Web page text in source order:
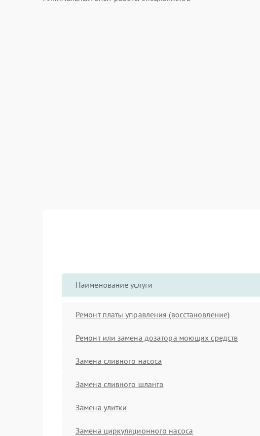
Наименование услуги
Ремонт платы управления (восстановление)
Ремонт или замена дозатора моющих средств
Замена сливного насоса
Замена сливного шланга
Замена улитки
Замена циркуляционного насоса